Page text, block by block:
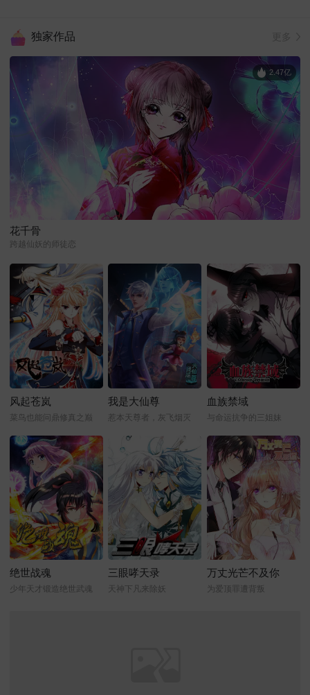
独家作品
花千骨
跨越仙妖的师徒恋
2.47亿
风起苍岚
菜鸟也能问鼎修真之巅
我是大仙尊
惹本天尊者，灰飞烟灭
血族禁域
与命运抗争的三姐妹
绝世战魂
少年天才锻造绝世武魂
三眼哮天录
天神下凡来除妖
万丈光芒不及你
为爱顶罪遭背叛